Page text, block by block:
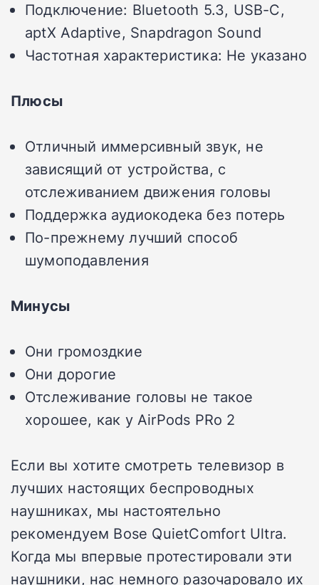
Подключение: Bluetooth 5.3, USB-C,
aptX Adaptive, Snapdragon Sound
Частотная характеристика: Не указано
Плюсы
Отличный иммерсивный звук, не
зависящий от устройства, с
отслеживанием движения головы
Поддержка аудиокодека без потерь
По-прежнему лучший способ
шумоподавления
Минусы
Они громоздкие
Они дорогие
Отслеживание головы не такое
хорошее, как у AirPods PRo 2
Если вы хотите смотреть телевизор в
лучших настоящих беспроводных
наушниках, мы настоятельно
рекомендуем Bose QuietComfort Ultra.
Когда мы впервые протестировали эти
наушники, нас немного разочаровало их